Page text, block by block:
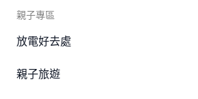
親子專區
放電好去處
親子旅遊